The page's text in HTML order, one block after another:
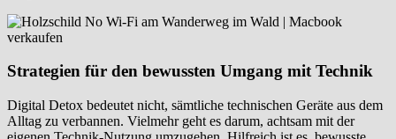
Strategien für den bewussten Umgang mit Technik
Digital Detox bedeutet nicht, sämtliche technischen Geräte aus dem
Alltag zu verbannen. Vielmehr geht es darum, achtsam mit der